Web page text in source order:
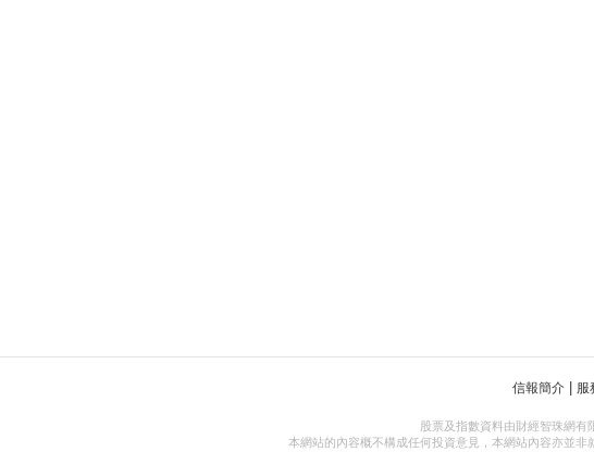
信報簡介 | 服
股票及指數資料由財經智珠網有
本網站的內容概不構成任何投資意見，本網站內容亦並